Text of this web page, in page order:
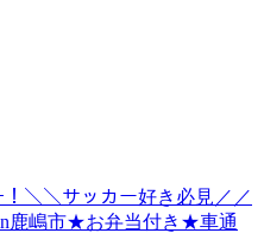
＼＼サッカー好き必見／／
鹿嶋市★お弁当付き★車通